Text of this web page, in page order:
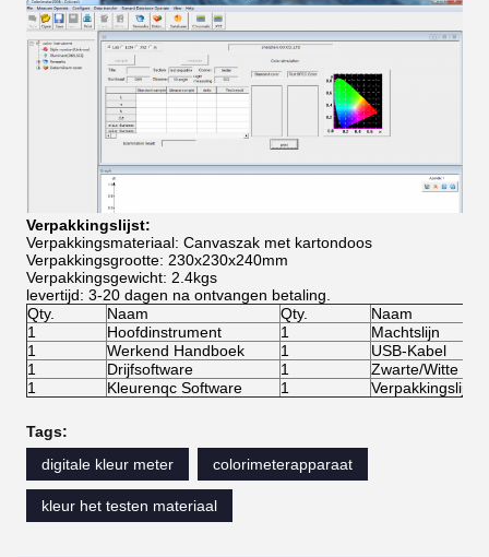
Verpakkingslijst:
Verpakkingsmateriaal: Canvaszak met kartondoos
Verpakkingsgrootte: 230x230x240mm
Verpakkingsgewicht: 2.4kgs
levertijd: 3-20 dagen na ontvangen betaling.
Qty.
Naam Qty.
Naam
1
Hoofdinstrument 1
Machtslijn
1
Werkend Handboek 1
USB-Kabel
1
Drijfsoftware 1
Zwarte/Witte
1
Kleurenqc Software 1 Verpakkingslijst
Tags:
digitale kleur meter
colorimeterapparaat
kleur het testen materiaal